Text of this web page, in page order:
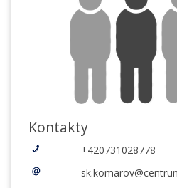
Kontakty
+420731028778